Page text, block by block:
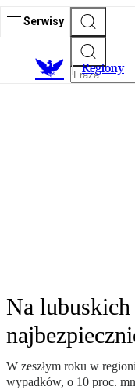
Serwisy
Regiony
Na lubuskich
W zeszłym roku w
wypadków, o 10 proc.